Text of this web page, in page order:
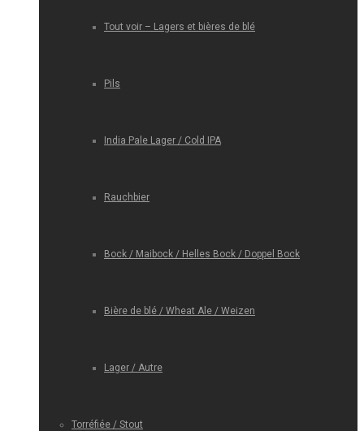
Tout voir – Lagers et bières de blé
Pils
India Pale Lager / Cold IPA
Rauchbier
Bock / Maibock / Helles Bock / Doppel Bock
Bière de blé / Wheat Ale / Weizen
Lager / Autre
Torréfiée / Stout